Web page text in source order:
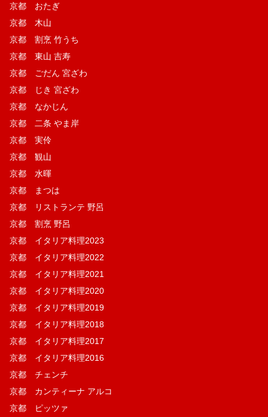
京都 おたぎ
京都 木山
京都 割烹 竹うち
京都 東山 吉寿
京都 ごだん 宮ざわ
京都 じき 宮ざわ
京都 なかじん
京都 二条 やま岸
京都 実伶
京都 観山
京都 水暉
京都 まつは
京都 リストランテ 野呂
京都 割烹 野呂
京都 イタリア料理2023
京都 イタリア料理2022
京都 イタリア料理2021
京都 イタリア料理2020
京都 イタリア料理2019
京都 イタリア料理2018
京都 イタリア料理2017
京都 イタリア料理2016
京都 チェンチ
京都 カンティーナ アルコ
京都 ピッツァ